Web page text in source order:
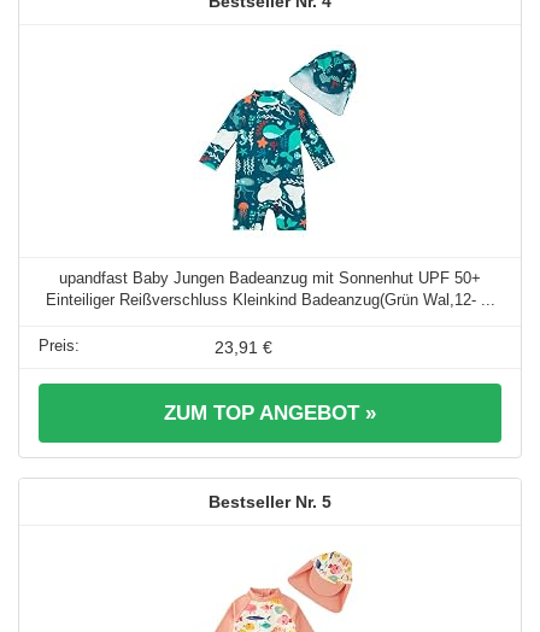
upandfast Baby Jungen Badeanzug mit Sonnenhut UPF 50+
Einteiliger Reißverschluss Kleinkind Badeanzug(Grün Wal,12- ...
23,91 €
ZUM TOP ANGEBOT »
5